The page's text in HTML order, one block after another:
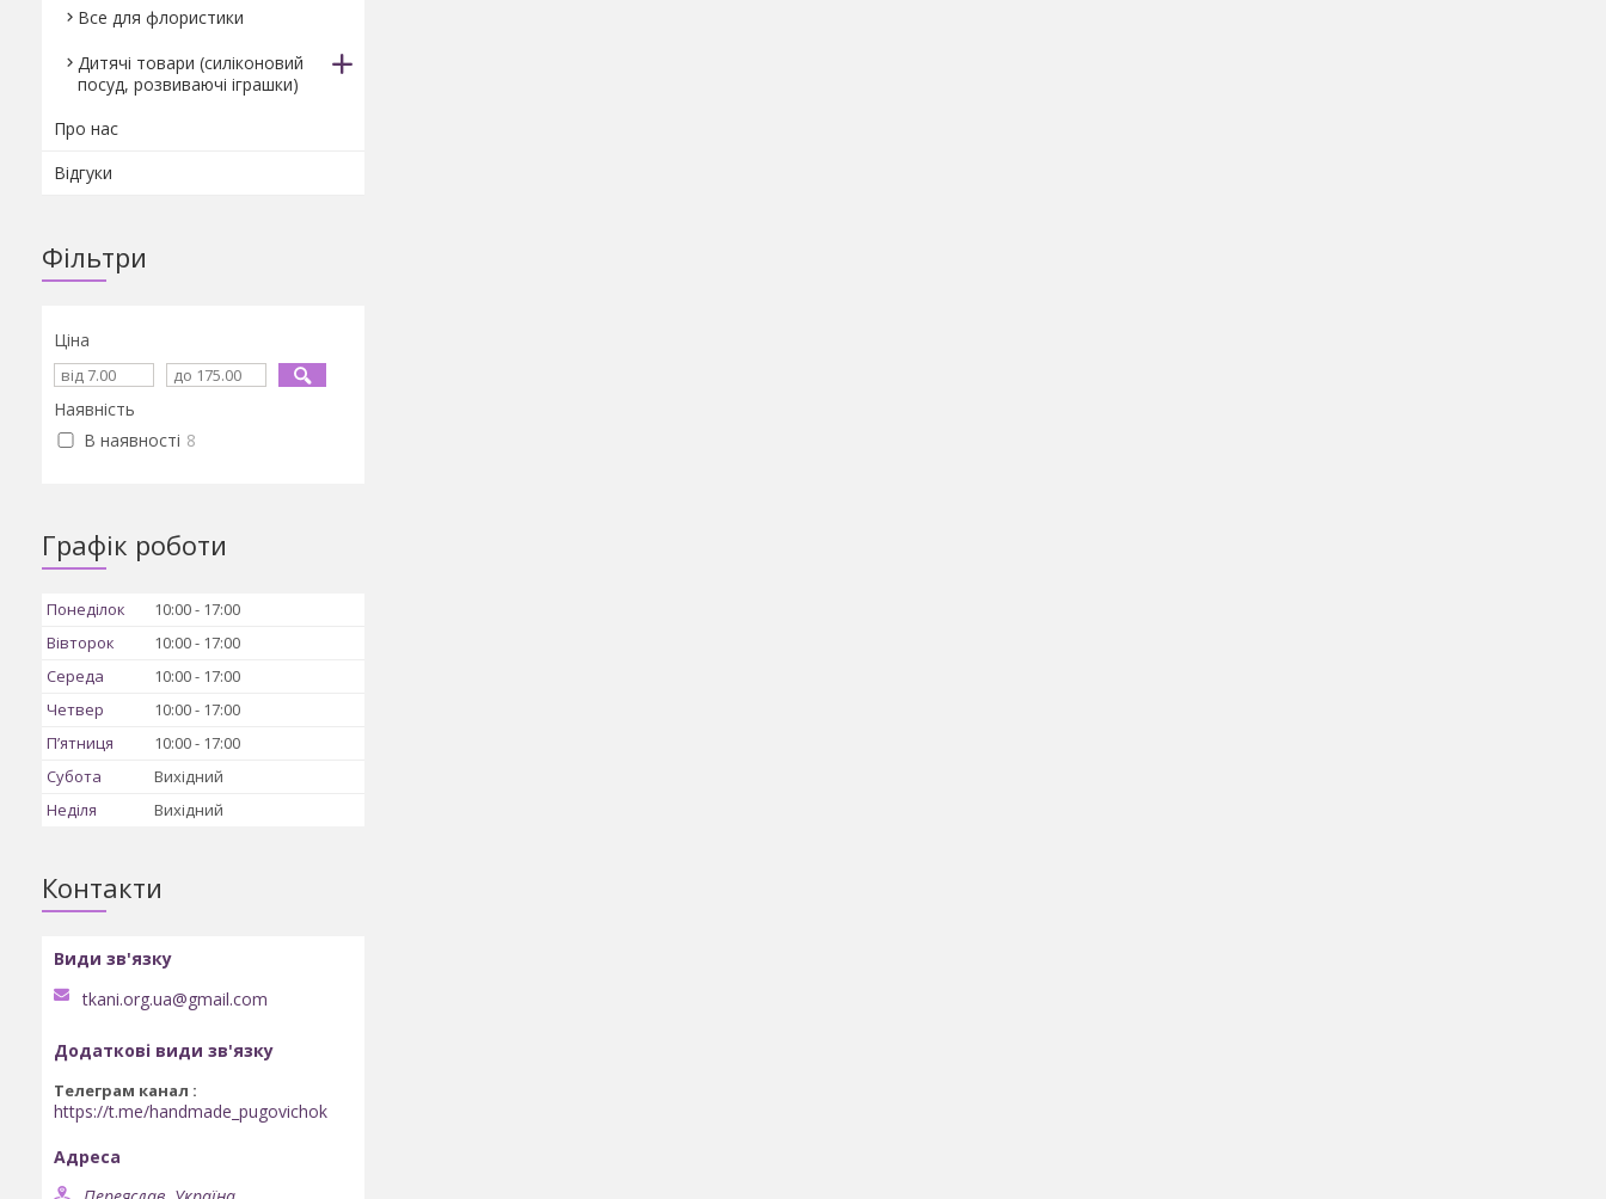
Все для флористики
Дитячі товари (силіконовий
посуд, розвиваючі іграшки)
Про нас
Відгуки
Фільтри
Ціна
Наявність
В наявності 8
Графік роботи
Понеділок 10:00
17:00
Вівторок
10:00
17:00
Середа
10:00
17:00
Четвер
10:00
17:00
Пʼятниця
10:00
17:00
Субота
Вихідний
Неділя
Вихідний
Контакти
tkani.org.ua@gmail.com
Телеграм канал
https://t.me/handmade_pugovichok